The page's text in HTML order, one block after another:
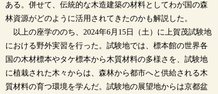
ある。併せて、伝統的な木造建築の材料としてわが国の森
林資源がどのように活用されてきたのかも解説した。
以上の座学ののち、2024年6月15日（土）に上賀茂試験地
における野外実習を行った。試験地では、標本館の世界各
国の木材標本やタケ標本から木質材料の多様さを、試験地
に植栽された木々からは、森林から都市へと供給される木
質材料の育つ環境を学んだ。試験地の展望地からは京都盆